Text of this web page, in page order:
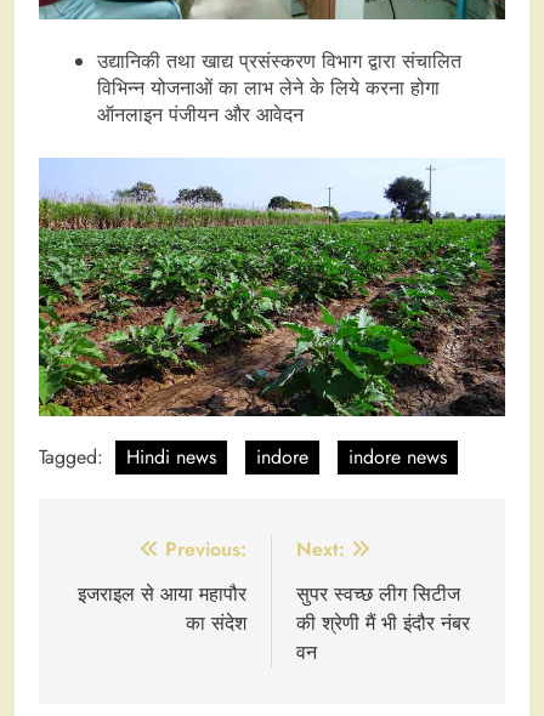
उद्यानिकी तथा खाद्य प्रसंस्करण विभाग द्वारा संचालित
विभिन्न योजनाओं का लाभ लेने के लिये करना होगा
ऑनलाइन पंजीयन और आवेदन
Tagged: Hindi news indore indore news
navigation
Previous:
इजराइल से आया महापौर
का संदेश
Next:
सुपर स्वच्छ लीग सिटीज
की श्रेणी मैं भी इंदौर नंबर
वन